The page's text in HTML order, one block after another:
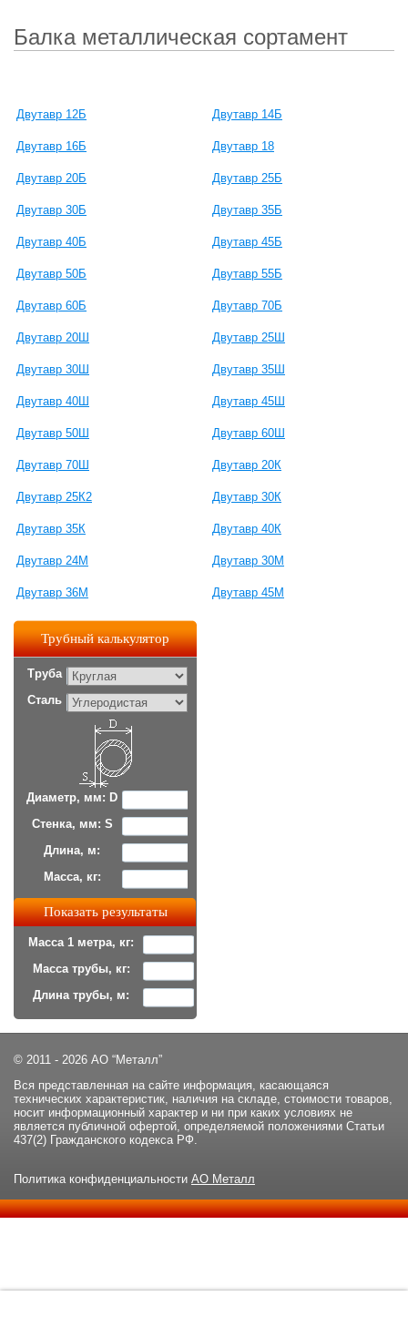
Балка металлическая сортамент
Двутавр 12Б Двутавр 14Б
Двутавр 16Б Двутавр 18
Двутавр 20Б Двутавр 25Б
Двутавр 30Б Двутавр 35Б
Двутавр 40Б Двутавр 45Б
Двутавр 50Б Двутавр 55Б
Двутавр 60Б Двутавр 70Б
Двутавр 20Ш Двутавр 25Ш
Двутавр 30Ш Двутавр 35Ш
Двутавр 40Ш Двутавр 45Ш
Двутавр 50Ш Двутавр 60Ш
Двутавр 70Ш Двутавр 20К
Двутавр 25К2 Двутавр 30К
Двутавр 35К Двутавр 40К
Двутавр 24М Двутавр 30М
Двутавр 36М Двутавр 45М
Трубный калькулятор
Труба
Сталь
Диаметр, мм: D
Стенка, мм: S
Длина, м:
Масса, кг:
Масса 1 метра, кг:
Масса трубы, кг:
Длина трубы, м:
© 2011 - 2026 АО “Металл”
Вся представленная на сайте информация, касающаяся
технических характеристик, наличия на складе, стоимости товаров,
носит информационный характер и ни при каких условиях не
является публичной офертой, определяемой положениями Статьи
437(2) Гражданского кодекса РФ.
Политика конфиденциальности АО Металл